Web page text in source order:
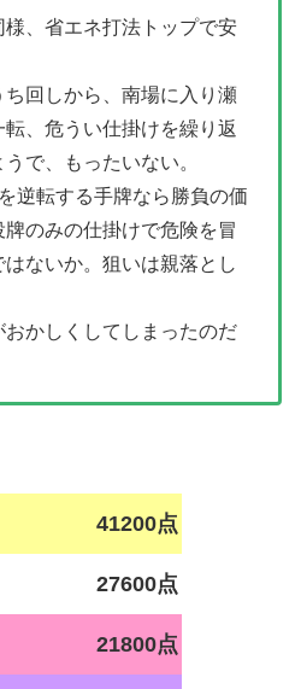
、省エネ打法トップで安
回しから、南場に入り瀬
、危うい仕掛けを繰り返
で、もったいない。
逆転する手牌なら勝負の価
のみの仕掛けで危険を冒
ないか。狙いは親落とし
かしくしてしまったのだ
41200点
27600点
21800点